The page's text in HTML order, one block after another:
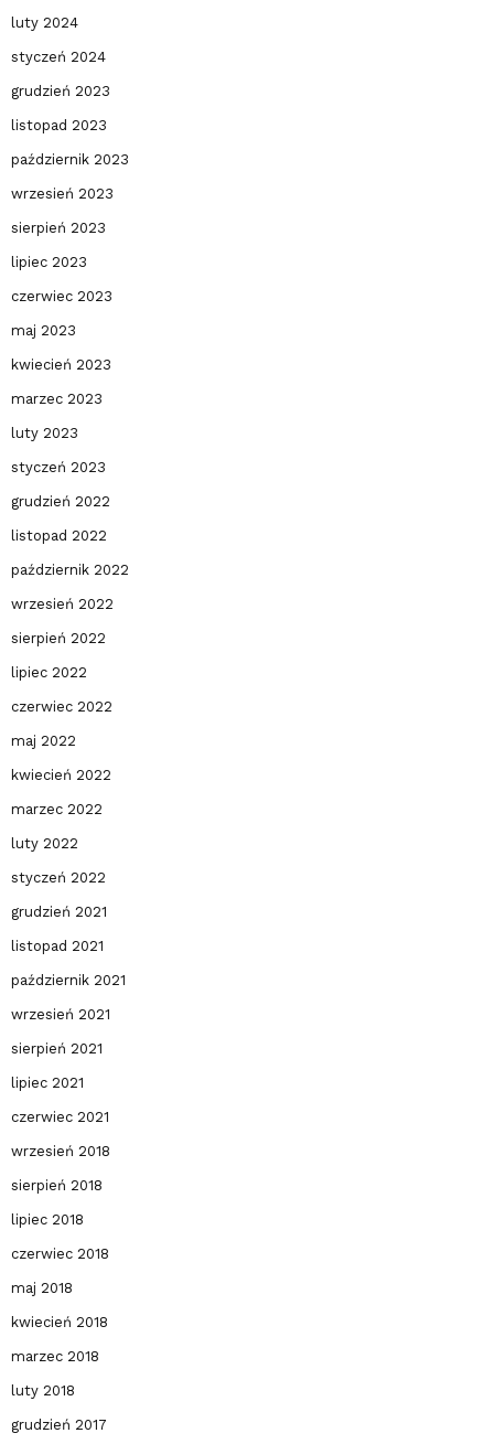
luty 2024
styczeń 2024
grudzień 2023
listopad 2023
październik 2023
wrzesień 2023
sierpień 2023
lipiec 2023
czerwiec 2023
maj 2023
kwiecień 2023
marzec 2023
luty 2023
styczeń 2023
grudzień 2022
listopad 2022
październik 2022
wrzesień 2022
sierpień 2022
lipiec 2022
czerwiec 2022
maj 2022
kwiecień 2022
marzec 2022
luty 2022
styczeń 2022
grudzień 2021
listopad 2021
październik 2021
wrzesień 2021
sierpień 2021
lipiec 2021
czerwiec 2021
wrzesień 2018
sierpień 2018
lipiec 2018
czerwiec 2018
maj 2018
kwiecień 2018
marzec 2018
luty 2018
grudzień 2017